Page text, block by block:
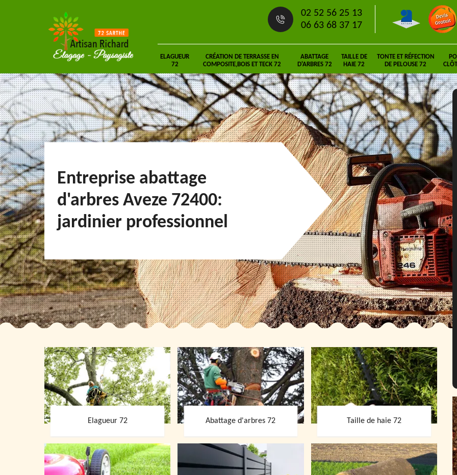
02 52 56 25 13
06 63 68 37 17
ELAGUEUR
72
CRÉATION DE TERRASSE EN
COMPOSITE,BOIS ET TECK 72
ABATTAGE
D'ARBRES 72
TAILLE DE
HAIE 72
TONTE ET RÉFECTION
DE PELOUSE 72
Entreprise abattage
d'arbres Aveze 72400:
jardinier professionnel
Elagueur 72 Abattage d'arbres 72 Taille de haie 72